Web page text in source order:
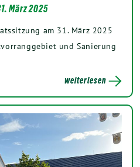
März 2025
am 31. März 2025
und Sanierung
weiterlesen